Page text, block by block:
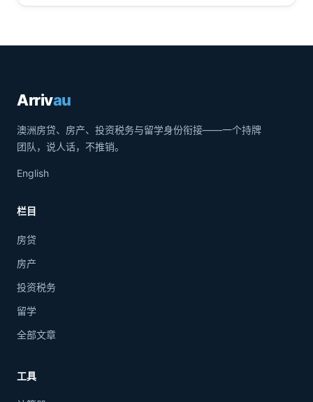
Arrivau
澳洲房贷、房产、投资税务与留学身份衔接——一个持牌
团队，说人话，不推销。
English
栏目
房贷
房产
投资税务
留学
全部文章
工具